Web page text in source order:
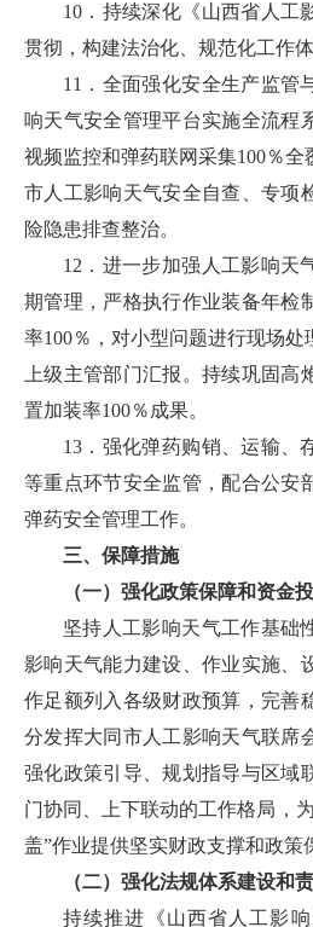
10．持续深化《山西省人工
贯彻，构建法治化、规范化工作体
11．全面强化安全生产监管
响天气安全管理平台实施全流程
视频监控和弹药联网采集100％
市人工影响天气安全自查、专项
险隐患排查整治。
12．进一步加强人工影响天
期管理，严格执行作业装备年检
率100％，对小型问题进行现场处
上级主管部门汇报。持续巩固高
置加装率100％成果。
13．强化弹药购销、运输、
等重点环节安全监管，配合公安
弹药安全管理工作。
三、保障措施
（一）强化政策保障和资金
坚持人工影响天气工作基础
影响天气能力建设、作业实施、
作足额列入各级财政预算，完善
分发挥大同市人工影响天气联席
强化政策引导、规划指导与区域
门协同、上下联动的工作格局，
盖”作业提供坚实财政支撑和政策
（二）强化法规体系建设和
持续推进《山西省人工影